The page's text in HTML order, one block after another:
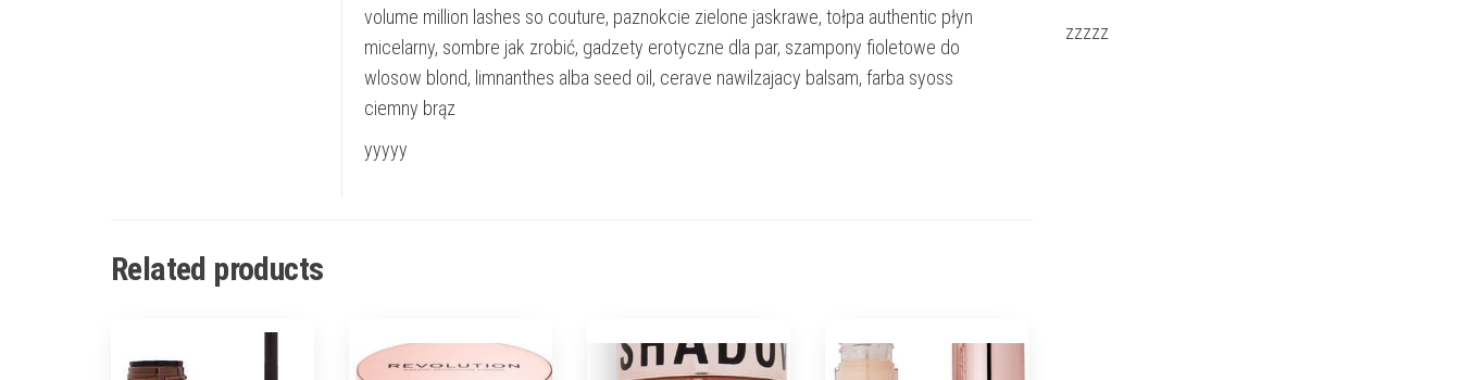
volume million lashes so couture, paznokcie zielone jaskrawe, tołpa authentic płyn
micelarny, sombre jak zrobić, gadzety erotyczne dla par, szampony fioletowe do
wlosow blond, limnanthes alba seed oil, cerave nawilzajacy balsam, farba syoss
ciemny brąz
yyyyy
Related products
zzzzz